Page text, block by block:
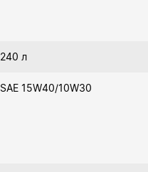
240 л
SAE 15W40/10W30